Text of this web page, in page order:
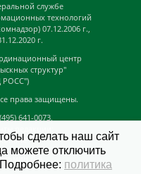
службе
технологий
07.12.2006 г.,
г.
центр
структур"
РОСС")
права защищены.
641-0073,
Д.А.
сделать наш сайт
можете отключить
политика